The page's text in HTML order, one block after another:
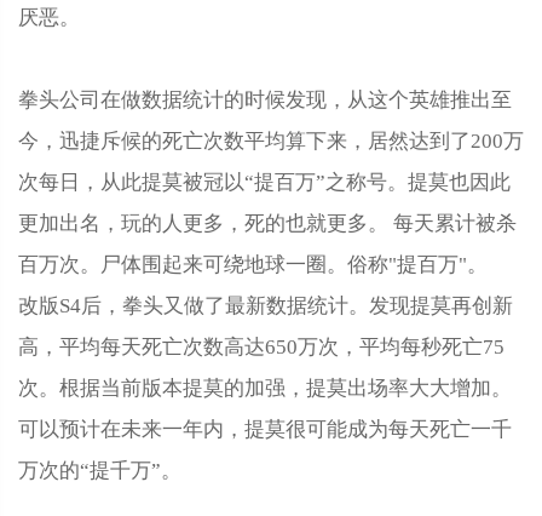
厌恶。
拳头公司在做数据统计的时候发现，从这个英雄推出至
今，迅捷斥候的死亡次数平均算下来，居然达到了200万
次每日，从此提莫被冠以“提百万”之称号。提莫也因此
更加出名，玩的人更多，死的也就更多。 每天累计被杀
百万次。尸体围起来可绕地球一圈。俗称"提百万"。
改版S4后，拳头又做了最新数据统计。发现提莫再创新
高，平均每天死亡次数高达650万次，平均每秒死亡75
次。根据当前版本提莫的加强，提莫出场率大大增加。
可以预计在未来一年内，提莫很可能成为每天死亡一千
万次的“提千万”。